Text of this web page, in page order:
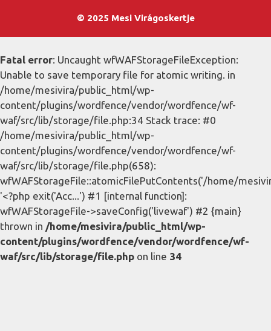
© 2025 Mesi Virágoskertje
Fatal error: Uncaught wfWAFStorageFileException:
Unable to save temporary file for atomic writing. in
/home/mesivira/public_html/wp-
content/plugins/wordfence/vendor/wordfence/wf-
waf/src/lib/storage/file.php:34 Stack trace: #0
/home/mesivira/public_html/wp-
content/plugins/wordfence/vendor/wordfence/wf-
waf/src/lib/storage/file.php(658):
wfWAFStorageFile::atomicFilePutContents('/home/
'<?php exit('Acc...') #1 [internal function]:
wfWAFStorageFile->saveConfig('livewaf') #2 {main}
thrown in /home/mesivira/public_html/wp-
content/plugins/wordfence/vendor/wordfence/wf-
waf/src/lib/storage/file.php on line 34